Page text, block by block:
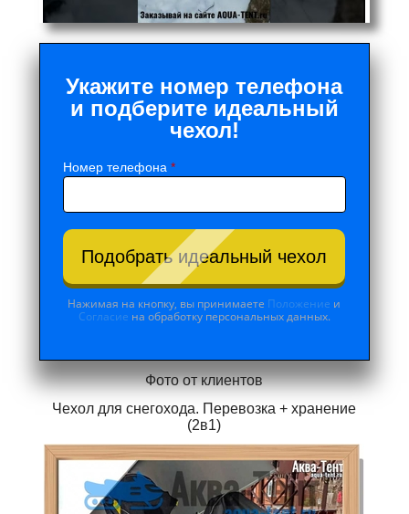
Укажите номер телефона
и подберите идеальный
чехол!
Номер телефона *
Подобрать идеальный чехол
Нажимая на кнопку, вы принимаете Положение и
Согласие на обработку персональных данных.
Фото от клиентов
Чехол для снегохода. Перевозка + хранение
(2в1)